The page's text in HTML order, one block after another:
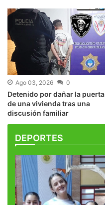
Ago 03, 2026 0
Detenido por dañar la puerta
de una vivienda tras una
discusión familiar
DEPORTES